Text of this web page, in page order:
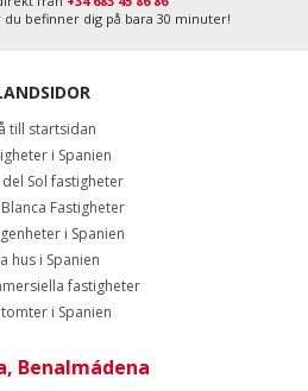
befinner dig på bara 30 minuter!
till startsidan
i Spanien
del Sol fastigheter
Fastigheter
i Spanien
hus i Spanien
fastigheter
i Spanien
Benalmádena